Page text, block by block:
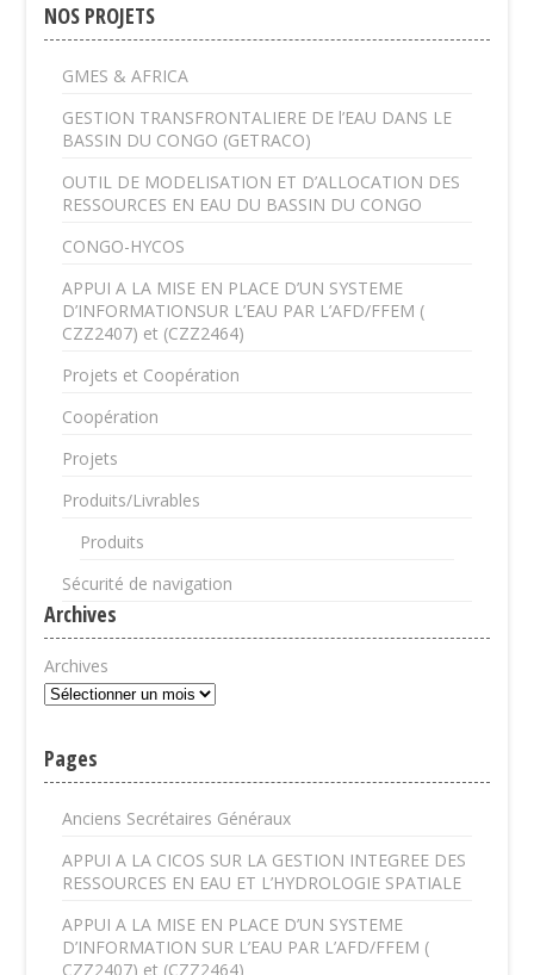
NOS PROJETS
GMES & AFRICA
GESTION TRANSFRONTALIERE DE l’EAU DANS LE
BASSIN DU CONGO (GETRACO)
OUTIL DE MODELISATION ET D’ALLOCATION DES
RESSOURCES EN EAU DU BASSIN DU CONGO
CONGO-HYCOS
APPUI A LA MISE EN PLACE D’UN SYSTEME
D’INFORMATIONSUR L’EAU PAR L’AFD/FFEM (
CZZ2407) et (CZZ2464)
Projets et Coopération
Coopération
Projets
Produits/Livrables
Produits
Sécurité de navigation
Archives
Archives
Pages
Anciens Secrétaires Généraux
APPUI A LA CICOS SUR LA GESTION INTEGREE DES
RESSOURCES EN EAU ET L’HYDROLOGIE SPATIALE
APPUI A LA MISE EN PLACE D’UN SYSTEME
D’INFORMATION SUR L’EAU PAR L’AFD/FFEM (
CZZ2407) et (CZZ2464)